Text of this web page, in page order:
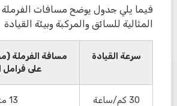
فيما يلي جدول يوضح مسافات
المثالية للسائق والمركبة وبيئة القيادة
سرعة القيادة
مسافة الفرملة
على فرامل
30 كم/ساعة 13 متر